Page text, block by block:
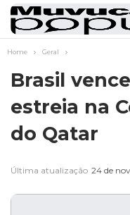
Home Geral
Brasil
estreia na
do Qatar
Última atualização 24 de